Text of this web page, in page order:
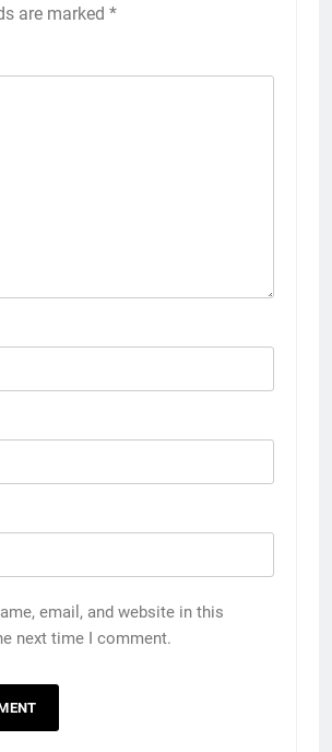
are marked *
email, and website in this
next time I comment.